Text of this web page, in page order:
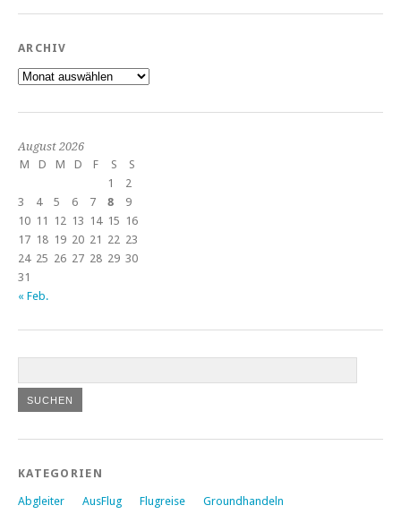
ARCHIV
Archiv
August 2026
M
D M D F S
S
1
2
3
4 5 6 7 8
9
10 11 12 13 14 15 16
17 18 19 20 21 22 23
24 25 26 27 28 29 30
31
« Feb.
KATEGORIEN
Abgleiter AusFlug Flugreise Groundhandeln